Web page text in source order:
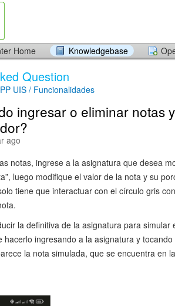
Home Knowledgebase
Question
UIS / Funcionalidades
ingresar o eliminar notas
ago
notas, ingrese a la asignatura que desea
luego modifique el valor de la nota y su
tiene que interactuar con el círculo gris
la definitiva de la asignatura para simular
hacerlo ingresando a la asignatura y
la nota simulada, que se encuentra en